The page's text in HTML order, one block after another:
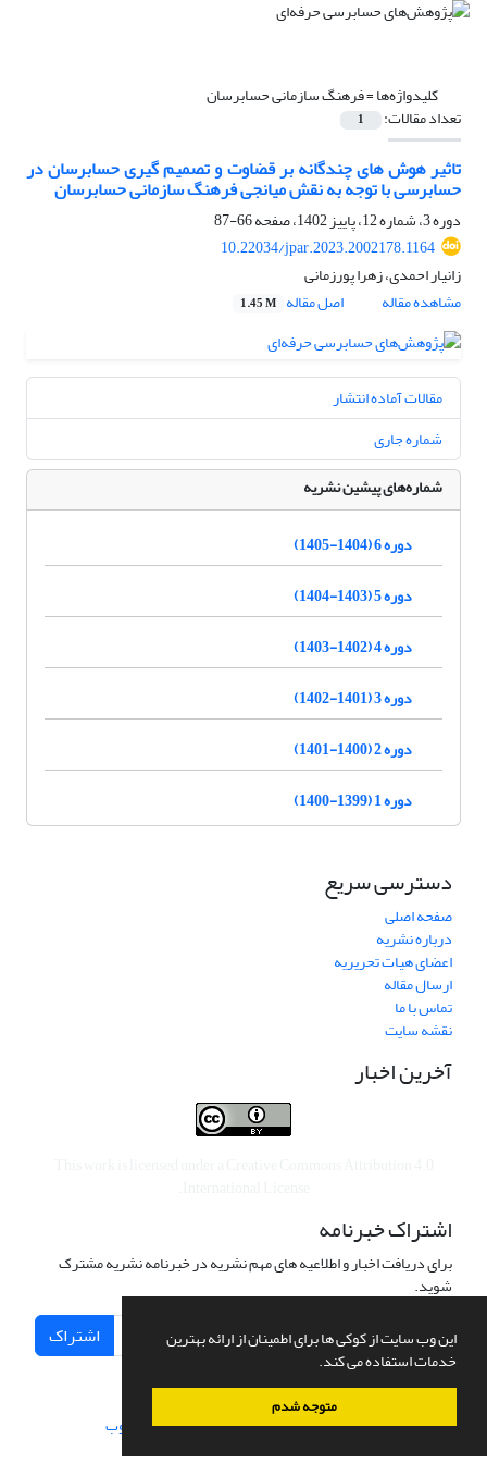
این وب سایت از کوکی ها برای اطمینان از ارائه بهترین
خدمات استفاده می کند.
متوجه شدم
کلیدواژه‌ها =فرهنگ سازمانی حسابرسان
تعداد مقالات: 1
تاثیر هوش های چندگانه بر قضاوت و تصمیم گیری حسابرسان در
حسابرسی با توجه به نقش میانجی فرهنگ سازمانی حسابرسان
دوره 3، شماره 12، پاییز 1402، صفحه
66-87
10.22034/jpar.2023.2002178.1164
زانیار احمدی، زهرا پورزمانی
مشاهده مقاله
اصل مقاله 1.45 M
مقالات آماده انتشار
شماره جاری
شماره‌های پیشین نشریه
دوره 6 (1404-1405)
دوره 5 (1403-1404)
دوره 4 (1402-1403)
دوره 3 (1401-1402)
دوره 2 (1400-1401)
دوره 1 (1399-1400)
دسترسی سریع
صفحه اصلی
درباره نشریه
اعضای هیات تحریریه
ارسال مقاله
تماس با ما
نقشه سایت
آخرین اخبار
اشتراک خبرنامه
برای دریافت اخبار و اطلاعیه های مهم نشریه در خبرنامه نشریه مشترک
شوید.
اشتراک
سامانه مدیریت نشریات علمی.طراحی و پیاده سازی از سیناوب